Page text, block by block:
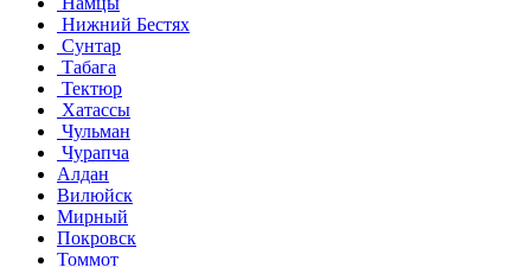
Нижний Бестях
Сунтар
Табага
Тектюр
Хатассы
Чульман
Чурапча
Алдан
Вилюйск
Мирный
Покровск
Томмот